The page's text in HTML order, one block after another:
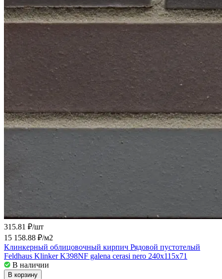
315.81 ₽/шт
15 158.88 ₽/м2
Клинкерный облицовочный кирпич Рядовой пустотелый
Feldhaus Klinker K398NF galena cerasi nero 240x115x71
В наличии
В корзину